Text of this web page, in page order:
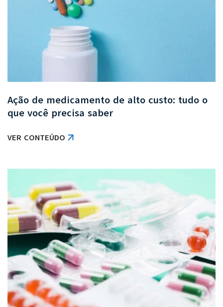
Ação de medicamento de alto custo: tudo o
que você precisa saber
VER CONTEÚDO